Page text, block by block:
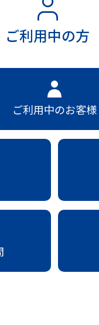
ご利用中の方
ご利用中のお客様